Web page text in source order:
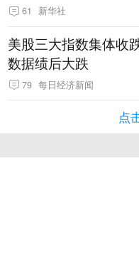
61 新华社
美股三大指数集体收
数据绩后大跌
79 每日经济新闻
点